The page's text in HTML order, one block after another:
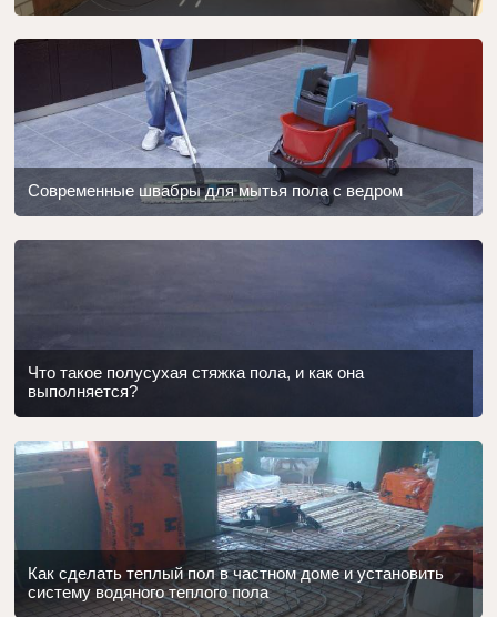
Современные швабры для мытья пола с ведром
Что такое полусухая стяжка пола, и как она
выполняется?
Как сделать теплый пол в частном доме и установить
систему водяного теплого пола